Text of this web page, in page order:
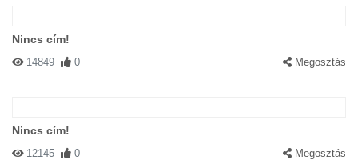
Nincs cím!
14849 0 Megosztás
Nincs cím!
12145 0 Megosztás